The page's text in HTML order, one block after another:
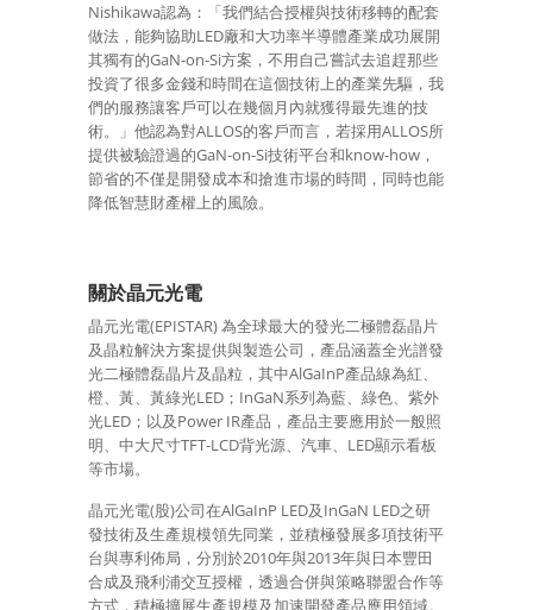
Nishikawa認為：「我們結合授權與技術移轉的配套
做法，能夠協助LED廠和大功率半導體產業成功展開
其獨有的GaN-on-Si方案，不用自己嘗試去追趕那些
投資了很多金錢和時間在這個技術上的產業先驅，我
們的服務讓客戶可以在幾個月內就獲得最先進的技
術。」他認為對ALLOS的客戶而言，若採用ALLOS所
提供被驗證過的GaN-on-Si技術平台和know-how，
節省的不僅是開發成本和搶進市場的時間，同時也能
降低智慧財產權上的風險。
關於晶元光電
晶元光電(EPISTAR) 為全球最大的發光二極體磊晶片
及晶粒解決方案提供與製造公司，產品涵蓋全光譜發
光二極體磊晶片及晶粒，其中AlGaInP產品線為紅、
橙、黃、黃綠光LED；InGaN系列為藍、綠色、紫外
光LED；以及Power IR產品，產品主要應用於一般照
明、中大尺寸TFT-LCD背光源、汽車、LED顯示看板
等市場。
晶元光電(股)公司在AlGaInP LED及InGaN LED之研
發技術及生產規模領先同業，並積極發展多項技術平
台與專利佈局，分別於2010年與2013年與日本豐田
合成及飛利浦交互授權，透過合併與策略聯盟合作等
方式，積極擴展生產規模及加速開發產品應用領域。